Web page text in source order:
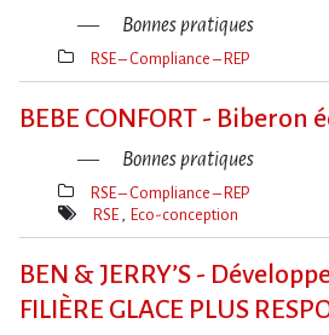
Bonnes pratiques
Thèmes(s)
RSE – Compliance – REP
BEBE CONFORT - Biberon
Bonnes pratiques
Thèmes(s)
RSE – Compliance – REP
Mot(s)-
RSE Eco-conception
BEN & JERRY​‌’S -
FILIÈRE GLACE PLUS